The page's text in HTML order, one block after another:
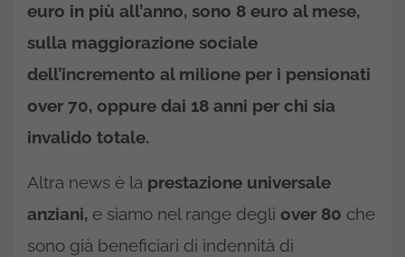
euro in più all’anno, sono 8 euro al mese,
sulla maggiorazione sociale
dell’incremento al milione per i pensionati
over 70, oppure dai 18 anni per chi sia
invalido totale.
Altra news è la prestazione universale
anziani, e siamo nel range degli over 80 che
sono già beneficiari di indennità di